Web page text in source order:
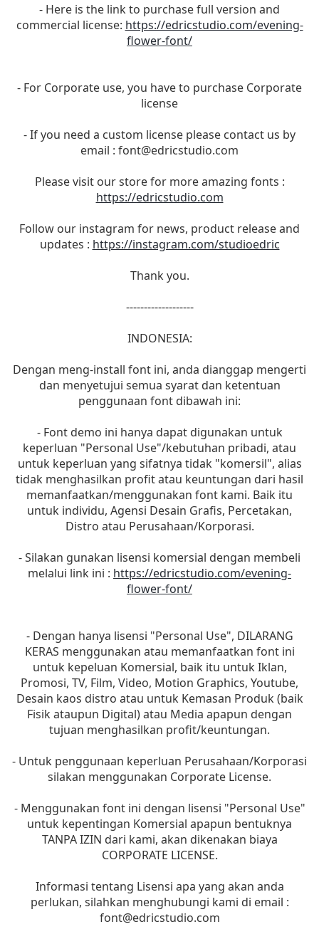
- Here is the link to purchase full version and
commercial license: https://edricstudio.com/evening-
flower-font/
- For Corporate use, you have to purchase Corporate
license
- If you need a custom license please contact us by
email : font@edricstudio.com
Please visit our store for more amazing fonts :
https://edricstudio.com
Follow our instagram for news, product release and
updates : https://instagram.com/studioedric
Thank you.
-------------------
INDONESIA:
Dengan meng-install font ini, anda dianggap mengerti
dan menyetujui semua syarat dan ketentuan
penggunaan font dibawah ini:
- Font demo ini hanya dapat digunakan untuk
keperluan "Personal Use"/kebutuhan pribadi, atau
untuk keperluan yang sifatnya tidak "komersil", alias
tidak menghasilkan profit atau keuntungan dari hasil
memanfaatkan/menggunakan font kami. Baik itu
untuk individu, Agensi Desain Grafis, Percetakan,
Distro atau Perusahaan/Korporasi.
- Silakan gunakan lisensi komersial dengan membeli
melalui link ini : https://edricstudio.com/evening-
flower-font/
- Dengan hanya lisensi "Personal Use", DILARANG
KERAS menggunakan atau memanfaatkan font ini
untuk kepeluan Komersial, baik itu untuk Iklan,
Promosi, TV, Film, Video, Motion Graphics, Youtube,
Desain kaos distro atau untuk Kemasan Produk (baik
Fisik ataupun Digital) atau Media apapun dengan
tujuan menghasilkan profit/keuntungan.
- Untuk penggunaan keperluan Perusahaan/Korporasi
silakan menggunakan Corporate License.
- Menggunakan font ini dengan lisensi "Personal Use"
untuk kepentingan Komersial apapun bentuknya
TANPA IZIN dari kami, akan dikenakan biaya
CORPORATE LICENSE.
Informasi tentang Lisensi apa yang akan anda
perlukan, silahkan menghubungi kami di email :
font@edricstudio.com